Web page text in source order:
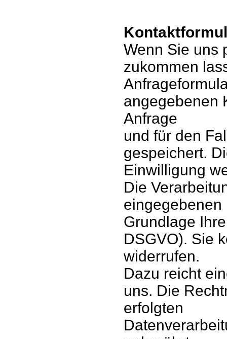
Wenn Sie uns
zukommen
angegebenen
Anfrage
und für den
gespeichert.
Einwilligung
Die
eingegebenen
Grundlage
DSGVO). Sie
widerrufen.
Dazu reicht
uns. Die
erfolgten